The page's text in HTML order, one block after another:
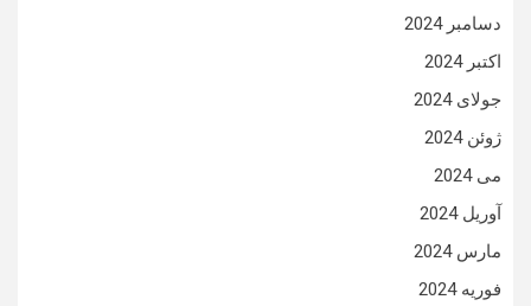
دسامبر 2024
اکتبر 2024
جولای 2024
ژوئن 2024
می 2024
آوریل 2024
مارس 2024
فوریه 2024